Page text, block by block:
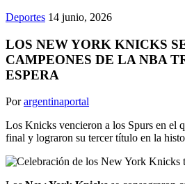
Deportes 14 junio, 2026
LOS NEW YORK KNICKS
CAMPEONES DE LA NBA
ESPERA
Porargentinaportal
Los Knicks vencieron a los Spurs en el
final y lograron su tercer título en la